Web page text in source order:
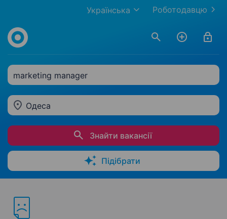
Роботодавцю
Українська
marketing manager
Одеса
Знайти вакансії
Підібрати